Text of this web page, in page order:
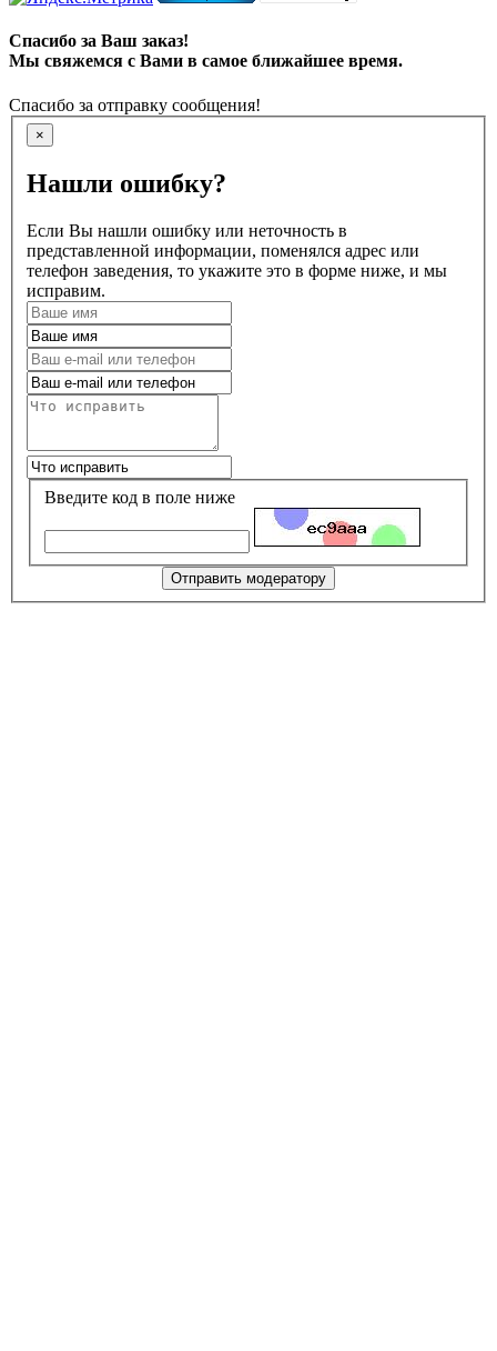
Спасибо за Ваш заказ!
Мы свяжемся с Вами в самое ближайшее время.
Спасибо за отправку сообщения!
×
Нашли ошибку?
Если Вы нашли ошибку или неточность в
представленной информации, поменялся адрес или
телефон заведения, то укажите это в форме ниже, и мы
исправим.
Введите код в поле ниже
Отправить модератору